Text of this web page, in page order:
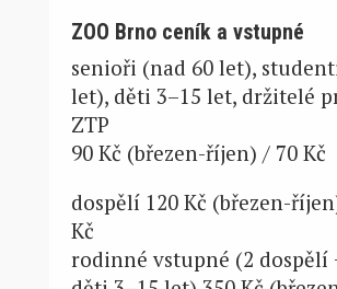
ZOO Brno ceník a vstupné
senioři (nad 60 let),
let), děti 3–15 let, držitelé
ZTP
90 Kč (březen-říjen) / 70 Kč
dospělí 120 Kč (březen-
Kč
rodinné vstupné (2 dospělí